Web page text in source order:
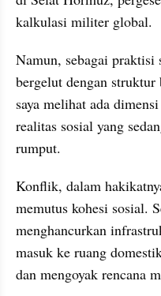
kalkulasi militer global.
Namun, sebagai praktisi
bergelut dengan struktur
saya melihat ada
realitas sosial yang
rumput.
Konflik, dalam
memutus kohesi sosial.
menghancurkan
masuk ke ruang
dan mengoyak rencana